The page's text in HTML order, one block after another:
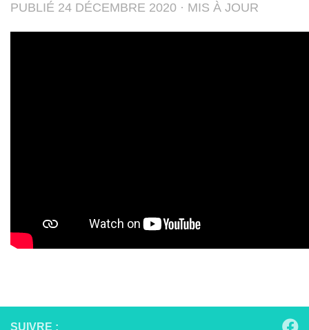
PUBLIÉ 24 DÉCEMBRE 2020 · MIS À JOUR
SUIVRE :